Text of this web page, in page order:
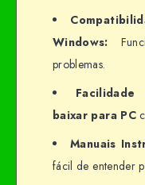
Windows:
problemas.
Facilidade
baixar para PC
Manuais
fácil de entender